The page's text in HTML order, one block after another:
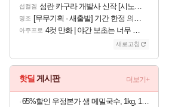
섭컬겜 섬란 카구라 개발사 신작 [시노비 넥서스] 연내 출시 예정
명조 [무무기획 · 새출발] 기간 한정 의뢰 이벤트
아주프로 4컷 만화 | 야간 보초는 너무 힘들어
새로고침
핫딜 게시판 더보기+
65%할인 우정본가 생 메밀국수, 1kg, 1팩 + 시원한 메밀장, 40g, 6개